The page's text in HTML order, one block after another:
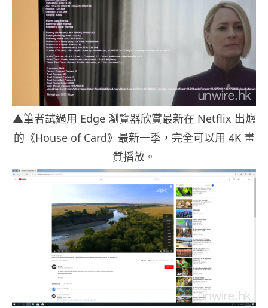
▲筆者試過用 Edge 瀏覽器欣賞最新在 Netflix 出爐
的《House of Card》最新一季，完全可以用 4K 畫
質播放。